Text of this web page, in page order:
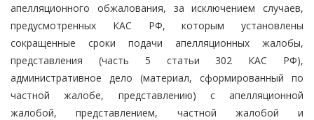
апелляционного обжалования, за исключением случаев,
предусмотренных КАС РФ, которым установлены
сокращенные сроки подачи апелляционных жалобы,
представления (часть 5 статьи 302 КАС РФ),
административное дело (материал, сформированный по
частной жалобе, представлению) с апелляционной
жалобой, представлением, частной жалобой и